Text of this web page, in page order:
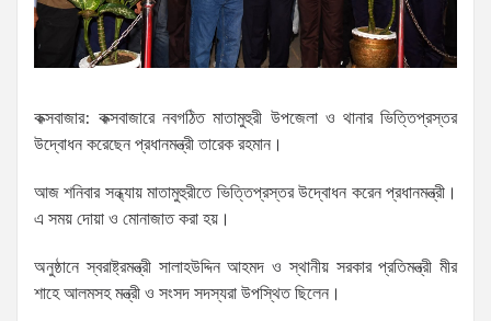
কক্সবাজার: কক্সবাজারে নবগঠিত মাতামুহুরী উপজেলা ও থানার ভিত্তিপ্রস্তর
উদ্বোধন করেছেন প্রধানমন্ত্রী তারেক রহমান।
আজ শনিবার সন্ধ্যায় মাতামুহুরীতে ভিত্তিপ্রস্তর উদ্বোধন করেন প্রধানমন্ত্রী।
এ সময় দোয়া ও মোনাজাত করা হয়।
অনুষ্ঠানে স্বরাষ্ট্রমন্ত্রী সালাহউদ্দিন আহমদ ও স্থানীয় সরকার প্রতিমন্ত্রী মীর
শাহে আলমসহ মন্ত্রী ও সংসদ সদস্যরা উপস্থিত ছিলেন।